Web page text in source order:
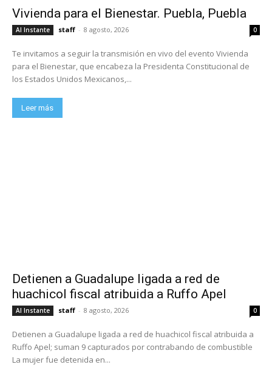
Vivienda para el Bienestar. Puebla, Puebla
Al Instante staff - 8 agosto, 2026 0
Te invitamos a seguir la transmisión en vivo del evento Vivienda
para el Bienestar, que encabeza la Presidenta Constitucional de
los Estados Unidos Mexicanos,...
Leer más
Detienen a Guadalupe ligada a red de
huachicol fiscal atribuida a Ruffo Apel
Al Instante staff - 8 agosto, 2026 0
Detienen a Guadalupe ligada a red de huachicol fiscal atribuida a
Ruffo Apel; suman 9 capturados por contrabando de combustible
La mujer fue detenida en...